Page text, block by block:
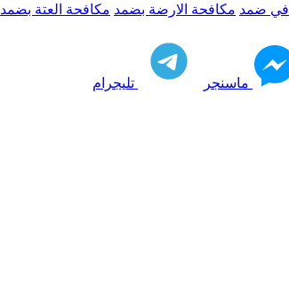
في ضمد مكافحة الارضة بضمد مكافحة العتة بضمد
ماسنجر
تليجرام